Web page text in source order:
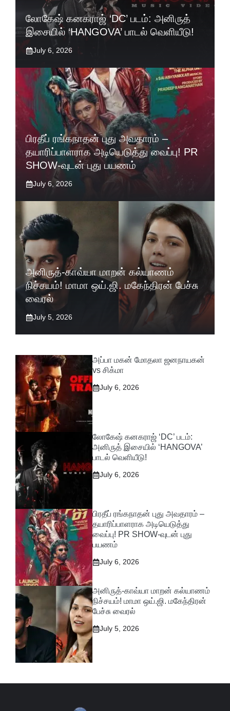
லோகேஷ் கனகராஜ் ‘DC’ படம்: அனிருத்
இசையில் ‘HANGOVA’ பாடல் வெளியீடு!
July 6, 2026
பிரதீப் ரங்கநாதன் புது அவதாரம் –
தயாரிப்பாளராக அடியெடுத்து வைப்பு! PR
SHOW-வுடன் புது பயணம்
July 6, 2026
அனிருத்-காவ்யா மாறன் கல்யாணம்
நிச்சயம்! மாமா ஒய்.ஜி. மகேந்திரன் பேச்சு
வைரல்
July 5, 2026
அப்பா மகன் மோதலா ஜனநாயகன்
vs சிக்மா
July 6, 2026
லோகேஷ் கனகராஜ் ‘DC’ படம்:
அனிருத் இசையில் ‘HANGOVA’
பாடல் வெளியீடு!
July 6, 2026
பிரதீப் ரங்கநாதன் புது அவதாரம் –
தயாரிப்பாளராக அடியெடுத்து
வைப்பு! PR SHOW-வுடன் புது
பயணம்
July 6, 2026
அனிருத்-காவ்யா மாறன் கல்யாணம்
நிச்சயம்! மாமா ஒய்.ஜி. மகேந்திரன்
பேச்சு வைரல்
July 5, 2026